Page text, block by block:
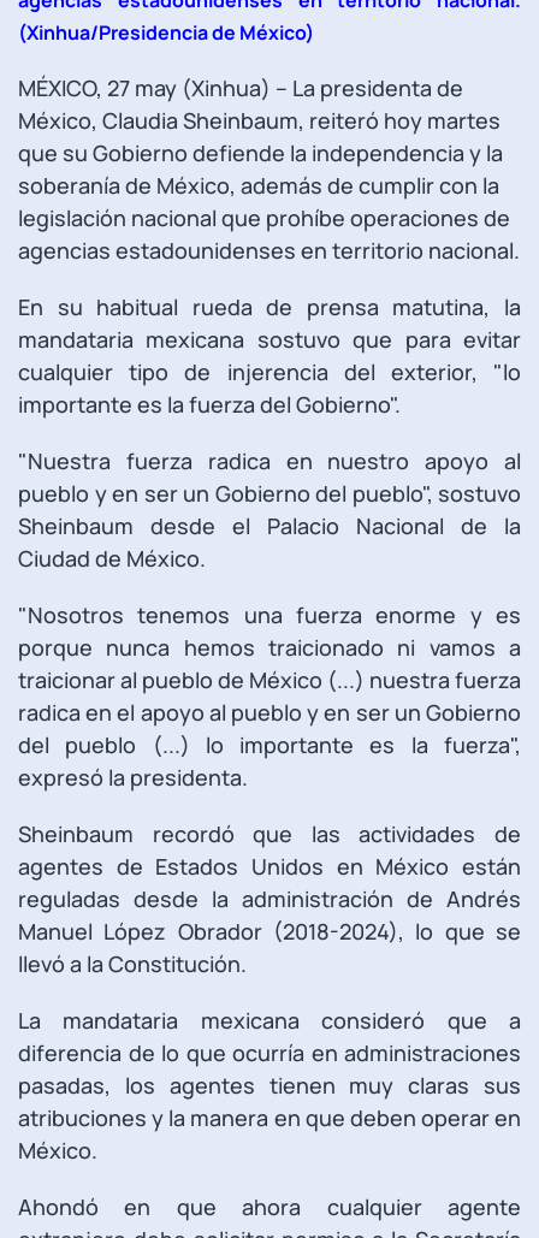
(Xinhua/Presidencia de México)
MÉXICO, 27 may (Xinhua) -- La presidenta de
México, Claudia Sheinbaum, reiteró hoy martes
que su Gobierno defiende la independencia y la
soberanía de México, además de cumplir con la
legislación nacional que prohíbe operaciones de
agencias estadounidenses en territorio nacional.
En su habitual rueda de prensa matutina, la
mandataria mexicana sostuvo que para evitar
cualquier tipo de injerencia del exterior, "lo
importante es la fuerza del Gobierno".
"Nuestra fuerza radica en nuestro apoyo al
pueblo y en ser un Gobierno del pueblo", sostuvo
Sheinbaum desde el Palacio Nacional de la
Ciudad de México.
"Nosotros tenemos una fuerza enorme y es
porque nunca hemos traicionado ni vamos a
traicionar al pueblo de México (...) nuestra fuerza
radica en el apoyo al pueblo y en ser un Gobierno
del pueblo (...) lo importante es la fuerza",
expresó la presidenta.
Sheinbaum recordó que las actividades de
agentes de Estados Unidos en México están
reguladas desde la administración de Andrés
Manuel López Obrador (2018-2024), lo que se
llevó a la Constitución.
La mandataria mexicana consideró que a
diferencia de lo que ocurría en administraciones
pasadas, los agentes tienen muy claras sus
atribuciones y la manera en que deben operar en
México.
Ahondó en que ahora cualquier agente